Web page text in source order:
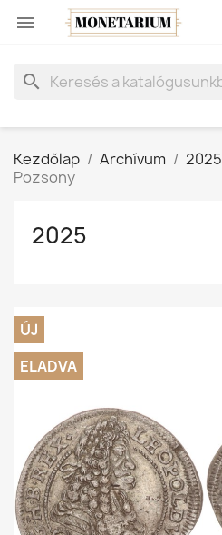

search
Kezdőlap Archívum 2025
Pozsony
2025
ÚJ
ELADVA